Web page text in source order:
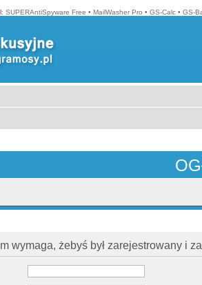
: SUPERAntiSpyware Free • MailWasher Pro • GS-Calc • GS-
wymaga, żebyś był zarejestrowany i